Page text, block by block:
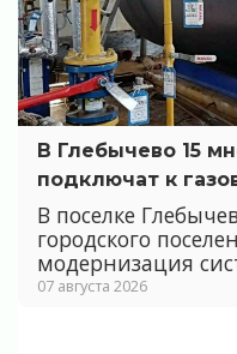
В Глебычево 15
подключат к
В поселке
городского
модернизация
07 августа 2026